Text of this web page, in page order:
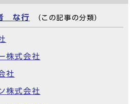
な行 （この記事の分類）
株式会社
社
株式会社